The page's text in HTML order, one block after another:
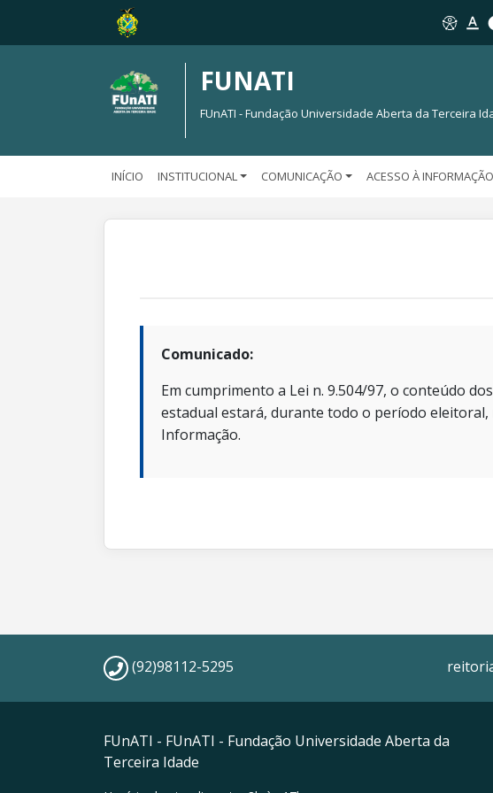
FUNATI
FUnATI - Fundação Universidade Aberta da Terceira
INÍCIO INSTITUCIONAL COMUNICAÇÃO ACESSO À INFORMAÇÃO
Comunicado:
Em cumprimento a Lei n. 9.504/97, o conteúdo
estadual estará, durante todo o período eleitoral,
Informação.
(92)98112-5295
FUnATI - FUnATI - Fundação Universidade Aberta da
Terceira Idade